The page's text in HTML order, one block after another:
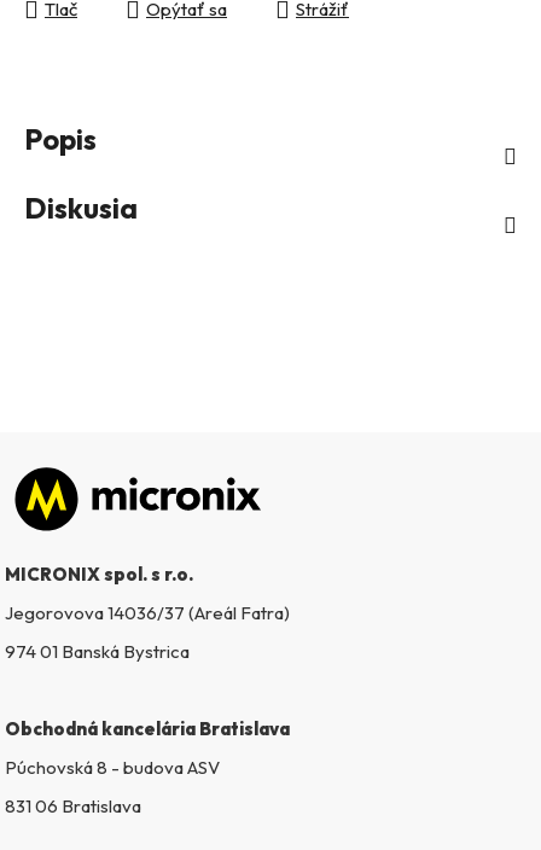
Tlač Opýtať sa Strážiť
Popis
Diskusia
Zápätie
MICRONIX spol. s r.o.
Jegorovova 14036/37 (Areál Fatra)
974 01 Banská Bystrica
Obchodná kancelária Bratislava
Púchovská 8 - budova ASV
831 06 Bratislava